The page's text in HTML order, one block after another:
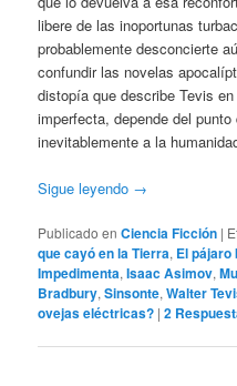
libere de las inoportunas
probablemente desconcierte
confundir las novelas
distopía que describe Tevis
imperfecta, depende del
inevitablemente a la
Sigue leyendo →
Publicado en Ciencia Ficción |
que cayó en la Tierra, El pájaro
Impedimenta,Isaac Asimov,
Bradbury,Sinsonte,Walter
ovejas eléctricas? |2